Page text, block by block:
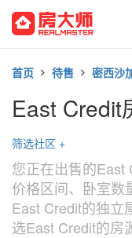
首页 待售 密西沙
East Credit
筛选社区 +
您正在出售的East
价格区间、卧室数
East Credit的独立
选East Credit的房